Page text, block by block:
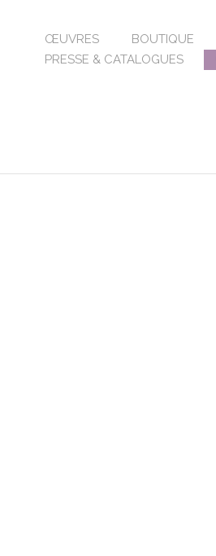
ŒUVRES BOUTIQUE
PRESSE & CATALOGUES